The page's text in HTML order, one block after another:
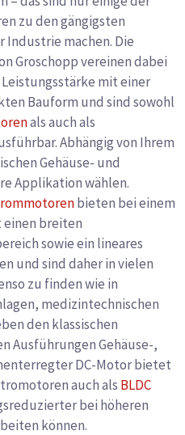
zu den gängigsten
machen. Die
Groschopp vereinen dabei
mit einer
Bauform und sind sowohl
als auch als
Abhängig von Ihrem
Gehäuse- und
Applikation wählen.
bieten bei einem
einen breiten
sowie ein lineares
und sind daher in vielen
zu finden wie in
medizintechnischen
den klassischen
Ausführungen Gehäuse-,
DC-Motor bietet
auch als BLDC
bei höheren
können.